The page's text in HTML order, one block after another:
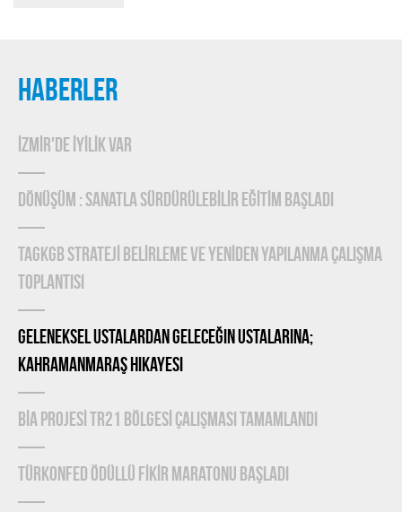
HABERLER
İZMİR'DE İYİLİK VAR
DÖNÜŞÜM : SANATLA SÜRDÜRÜLEBİLİR EĞİTİM BAŞLADI
TAGKGB STRATEJİ BELİRLEME ve YENİDEN YAPILANMA ÇALIŞMA
TOPLANTISI
Geleneksel Ustalardan Geleceğin Ustalarına;
Kahramanmaraş Hikayesi
BİA PROJESİ TR21 BÖLGESİ ÇALIŞMASI TAMAMLANDI
TÜRKONFED Ödüllü FİKİR Maratonu Başladı